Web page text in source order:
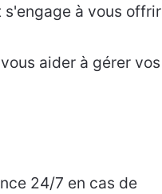
à vous offrir
aider à gérer vos
24/7 en cas de